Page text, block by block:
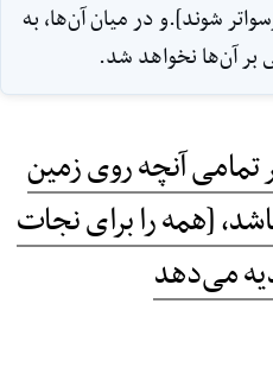
شوند].و در ميان آن‌ها، به
آن‌ها نخواهد شد.
آنچه روی زمین
[همه را برای نجات
می‌دهد